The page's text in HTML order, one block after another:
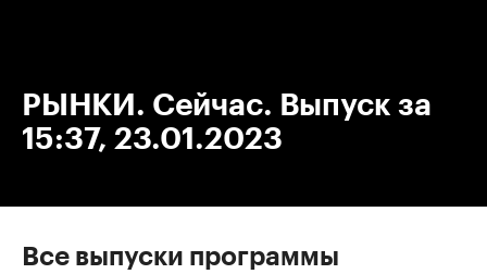
РЫНКИ. Сейчас. Выпуск за
15:37, 23.01.2023
Все выпуски программы